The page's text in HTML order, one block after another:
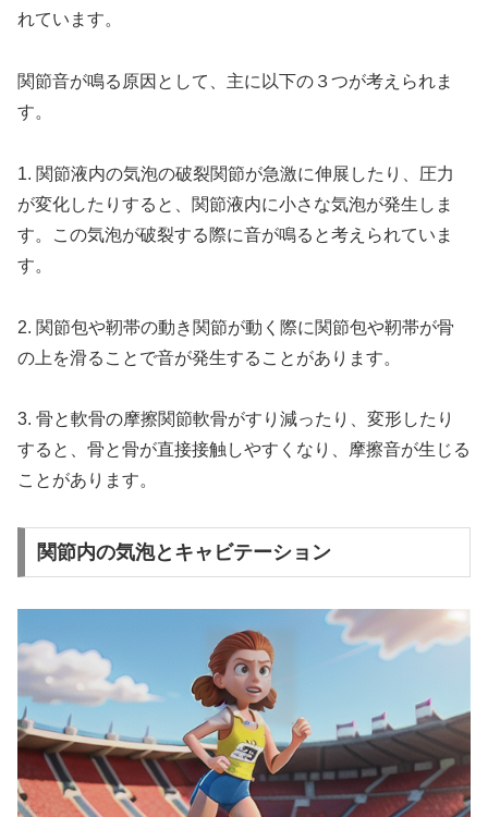
れています。
関節音が鳴る原因として、主に以下の３つが考えられま
す。
1. 関節液内の気泡の破裂関節が急激に伸展したり、圧力
が変化したりすると、関節液内に小さな気泡が発生しま
す。この気泡が破裂する際に音が鳴ると考えられていま
す。
2. 関節包や靭帯の動き 関節が動く際に関節包や靭帯が骨
の上を滑ることで音が発生することがあります。
3. 骨と軟骨の摩擦関節軟骨がすり減ったり、変形したり
すると、骨と骨が直接接触しやすくなり、摩擦音が生じる
ことがあります。
関節内の気泡とキャビテーション